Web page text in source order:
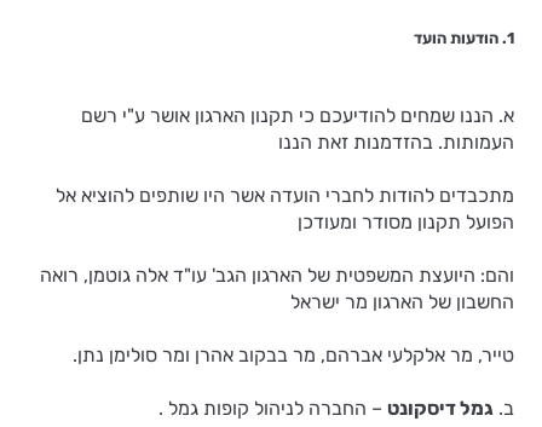
א. הננו שמחים להודיעכם כי תקנון הארגון אושר ע"י רשם
העמותות. בהזדמנות זאת הננו
מתכבדים להודות לחברי הועדה אשר היו שותפים להוציא אל
הפועל תקנון מסודר ומעודכן
והם: היועצת המשפטית של הארגון הגב' עו"ד אלה גוטמן, רואה
החשבון של הארגון מר ישראל
טייר, מר אלקלעי אברהם, מר בבקוב אהרן ומר סולימן נתן.
ב.גמל דיסקונט– החברה לניהול קופות גמל .